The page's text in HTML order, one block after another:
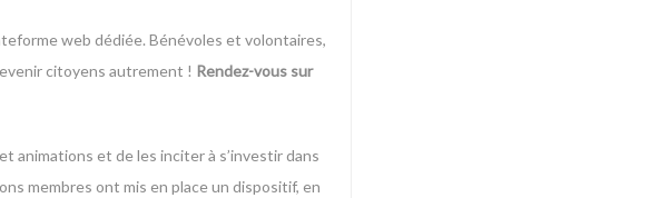
web dédiée. Bénévoles et volontaires,
citoyens autrement ! Rendez-vous sur
animations et de les inciter à s’investir dans
membres ont mis en place un dispositif, en